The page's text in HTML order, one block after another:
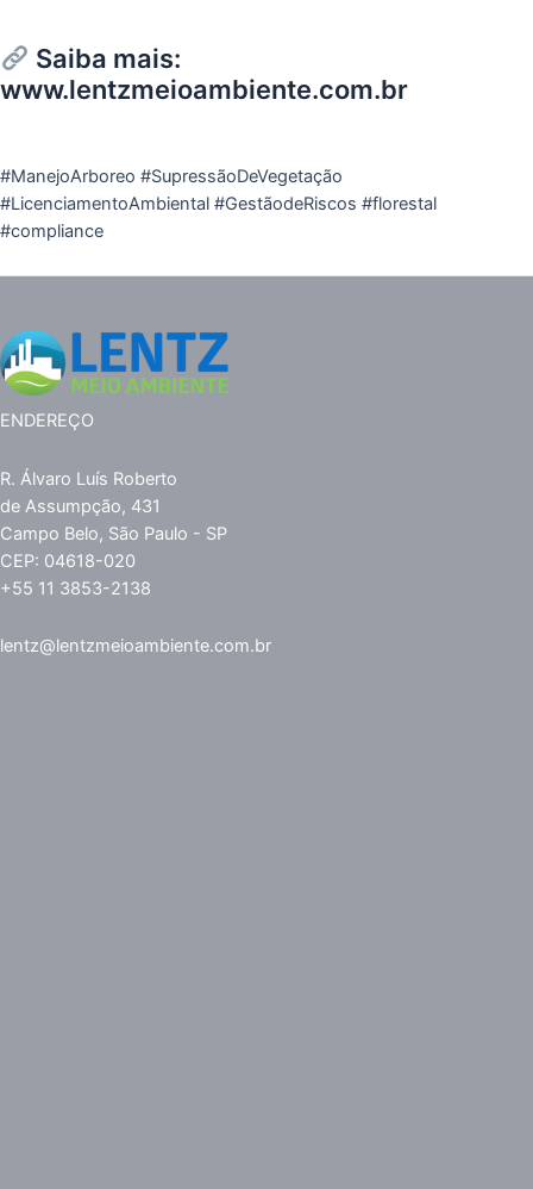
Saiba mais:
www.lentzmeioambiente.com.br
#ManejoArboreo #SupressãoDeVegetação
#LicenciamentoAmbiental #GestãodeRiscos #florestal
#compliance
ENDEREÇO
R. Álvaro Luís Roberto
de Assumpção, 431
Campo Belo, São Paulo - SP
CEP: 04618-020
+55 11 3853-2138
lentz@lentzmeioambiente.com.br